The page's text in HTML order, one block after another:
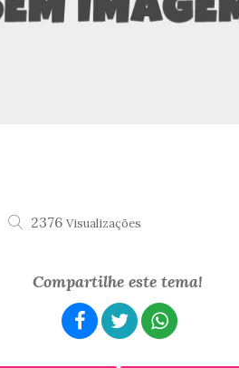
2376 Visualizações
Compartilhe este tema!